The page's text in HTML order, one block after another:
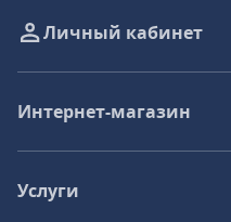
Личный кабинет
Интернет-магазин
Услуги